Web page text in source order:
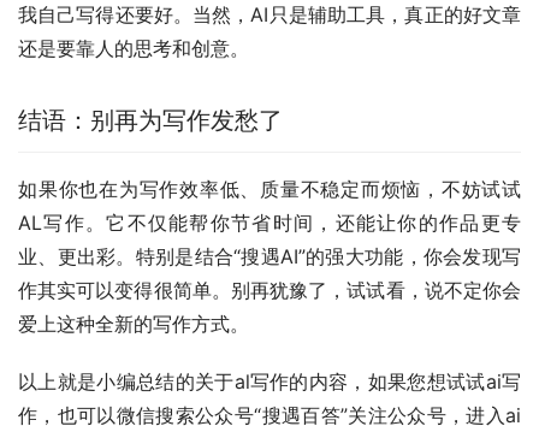
我自己写得还要好。当然，AI只是辅助工具，真正的好文章
还是要靠人的思考和创意。
结语：别再为写作发愁了
如果你也在为写作效率低、质量不稳定而烦恼，不妨试试
AL写作。它不仅能帮你节省时间，还能让你的作品更专
业、更出彩。特别是结合“搜遇AI”的强大功能，你会发现写
作其实可以变得很简单。别再犹豫了，试试看，说不定你会
爱上这种全新的写作方式。
以上就是小编总结的关于al写作的内容，如果您想试试ai写
作，也可以微信搜索公众号“搜遇百答”关注公众号，进入ai